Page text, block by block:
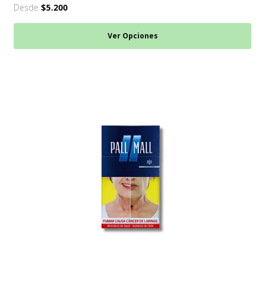
Desde $5.200
Ver Opciones